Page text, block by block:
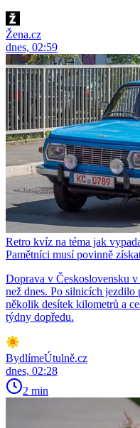
Žena.cz
dnes, 02:59
Retro kvíz na téma jak
Pamětníci musí povinně
Doprava v Československu
než dnes. Po silnicích jezdilo
několik desítek kilometrů a
týdny dopředu.
BydlímeÚtulně.cz
dnes, 02:28
2 min